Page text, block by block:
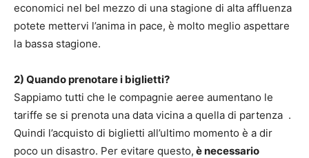
economici nel bel mezzo di una stagione di alta affluenza
potete mettervi l’anima in pace, è molto meglio aspettare
la bassa stagione.
2) Quando prenotare i biglietti?
Sappiamo tutti che le compagnie aeree aumentano le
tariffe se si prenota una data vicina a quella di partenza .
Quindi l’acquisto di biglietti all’ultimo momento è a dir
poco un disastro. Per evitare questo, è necessario